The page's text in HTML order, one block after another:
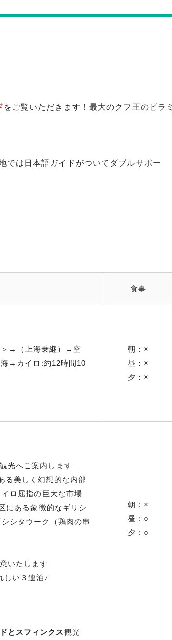
をご覧いただきます！最大のクフ王のピラミ
では日本語ガイドがついてダブルサポー
食事
＞→（上海乗継）→空
→カイロ:約12時間10
朝：×
昼：×
夕：×
観光へご案内します
る美しく幻想的な内部
ロ屈指の巨大な市場
にある象徴的なギリシ
シタウーク（鶏肉の串
いたします
しい３連泊♪
朝：×
昼：○
夕：○
とスフィンクス観光